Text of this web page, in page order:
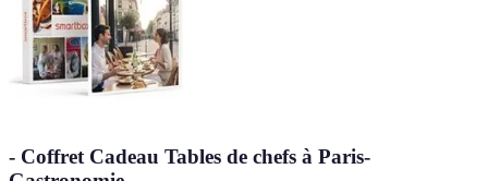
- Coffret Cadeau Tables de chefs à Paris-